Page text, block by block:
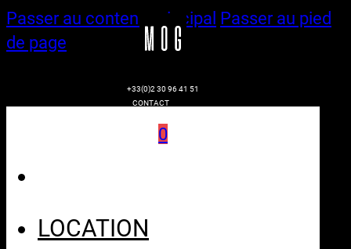
Passer au contenu principal Passer au pied
de page
+33(0)2 30 96 41 51
CONTACT
0
LOCATION